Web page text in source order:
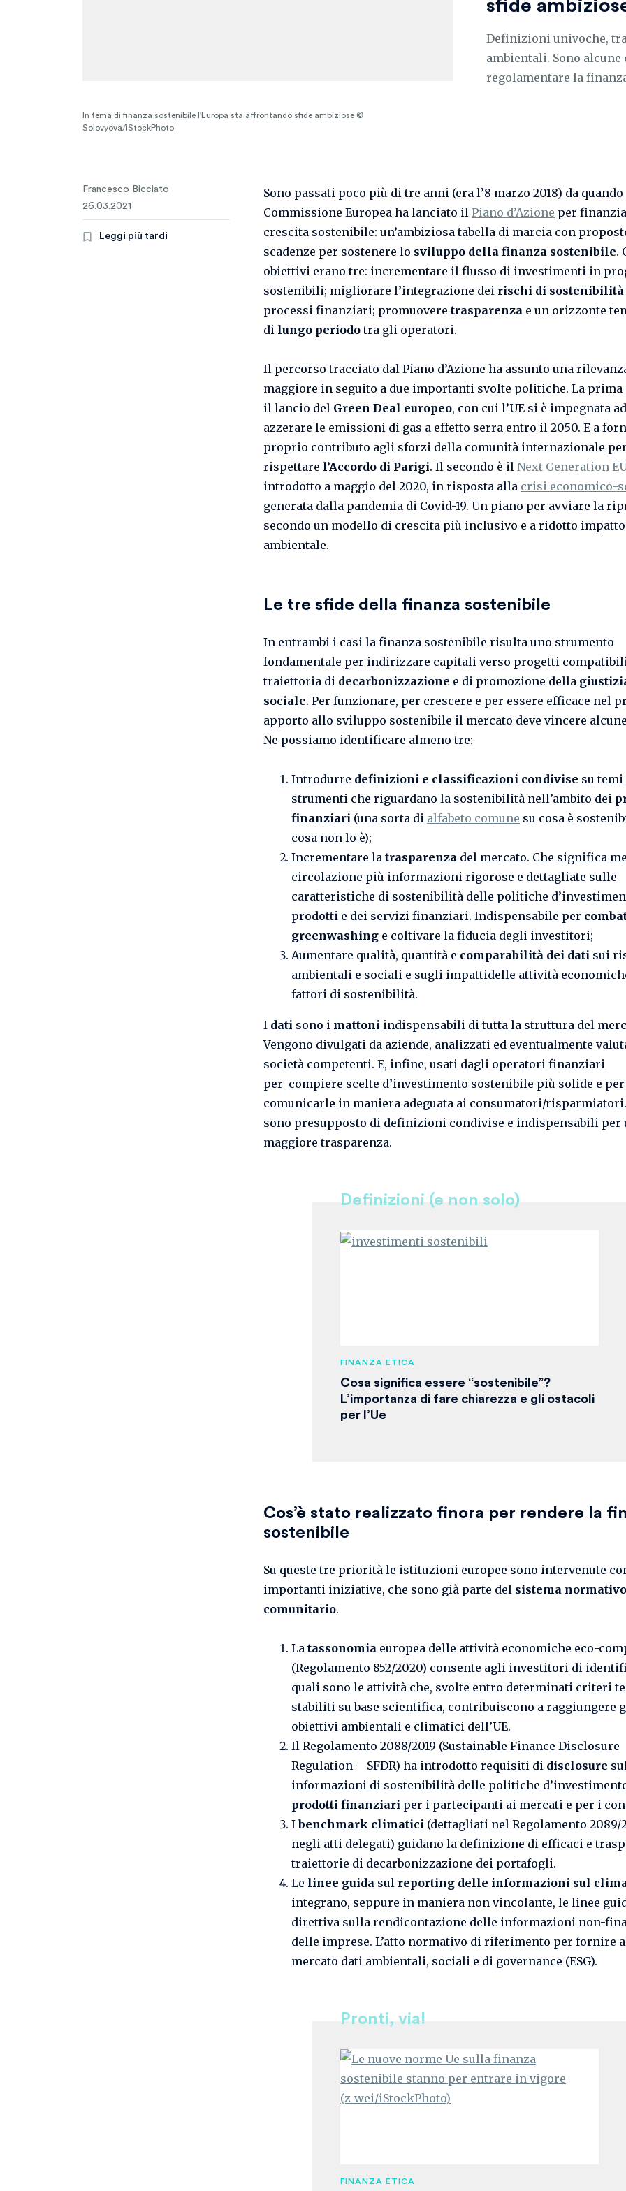
sfide
Definizioni univoche,
ambientali. Sono
regolamentare la
In tema di finanza sostenibile l'Europa sta affrontando sfide ambiziose ©
Solovyova/iStockPhoto
Francesco Bicciato
26.03.2021
Leggi più tardi
Sono passati poco più di tre anni (era l’8 marzo 2018) da quando
Commissione Europea ha lanciato il Piano d’Azione per
crescita sostenibile: un’ambiziosa tabella di marcia con
scadenze per sostenere lo sviluppo della finanza sostenibile.
obiettivi erano tre: incrementare il flusso di investimenti in
sostenibili; migliorare l’integrazione dei rischi di sostenibilità
processi finanziari; promuovere trasparenza e un orizzonte
di lungo periodotra gli operatori.
Il percorso tracciato dal Piano d’Azione ha assunto una
maggiore in seguito a due importanti svolte politiche. La prima
il lancio del Green Deal europeo, con cui l’UE si è impegnata ad
azzerare le emissioni di gas a effetto serra entro il 2050. E a
proprio contributo agli sforzi della comunità internazionale per
rispettare l’Accordo di Parigi. Il secondo è il Next Generation EU
introdotto a maggio del 2020, in risposta alla crisi economico-
generata dalla pandemia di Covid-19. Un piano per avviare la
secondo un modello di crescita più inclusivo e a ridotto impatto
ambientale.
Le tre sfide della finanza sostenibile
In entrambi i casi la finanza sostenibile risulta uno strumento
fondamentale per indirizzare capitali verso progetti
traiettoria di decarbonizzazione e di promozione della
sociale. Per funzionare, per crescere e per essere efficace nel
apporto allo sviluppo sostenibile il mercato deve vincere
Ne possiamo identificare almeno tre:
Introdurre definizioni e classificazioni condivise su temi
strumenti che riguardano la sostenibilità nell’ambito dei
finanziari (una sorta di alfabeto comune su cosa è
cosa non lo è);
Incrementare la trasparenza del mercato. Che significa
circolazione più informazioni rigorose e dettagliate sulle
caratteristiche di sostenibilità delle politiche
prodotti e dei servizi finanziari. Indispensabile per
greenwashing e coltivare la fiducia degli investitori;
Aumentare qualità, quantità e comparabilità dei dati sui
ambientali e sociali e sugli impattidelle attività
fattori di sostenibilità.
I dati sono i mattoni indispensabili di tutta la struttura del
Vengono divulgati da aziende, analizzati ed eventualmente
società competenti. E, infine, usati dagli operatori finanziari
per compiere scelte d’investimento sostenibile più solide e per
comunicarle in maniera adeguata ai consumatori/
sono presupposto di definizioni condivise e indispensabili per
maggiore trasparenza.
Definizioni (e non solo)
FINANZA ETICA
Cosa significa essere “sostenibile”?
L’importanza di fare chiarezza e gli ostacoli
per l’Ue
Cos’è stato realizzato finora per rendere la
sostenibile
Su queste tre priorità le istituzioni europee sono intervenute
importanti iniziative, che sono già parte del sistema normativo
comunitario.
La tassonomia europea delle attività economiche eco-
(Regolamento 852/2020) consente agli investitori di
quali sono le attività che, svolte entro determinati criteri
stabiliti su base scientifica, contribuiscono a raggiungere
obiettivi ambientali e climatici dell’UE.
Il Regolamento 2088/2019 (Sustainable Finance Disclosure
Regulation – SFDR) ha introdotto requisiti di disclosure
informazioni di sostenibilità delle politiche
prodotti finanziari per i partecipanti ai mercati e per i
Ibenchmark climatici (dettagliati nel Regolamento 2089/
negli atti delegati) guidano la definizione di efficaci e
traiettorie di decarbonizzazione dei portafogli.
Le linee guida sul reporting delle informazioni sul
integrano, seppure in maniera non vincolante, le linee
direttiva sulla rendicontazione delle informazioni non-
delle imprese. L’atto normativo di riferimento per fornire
mercato dati ambientali, sociali e di governance (ESG).
Pronti, via!
FINANZA ETICA